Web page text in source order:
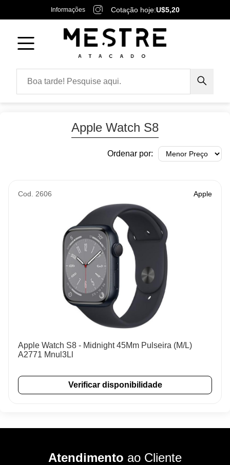
Informações Cotação hoje:U$5,20
Apple Watch S8
Ordenar por:
Cod. 2606 Apple
Apple Watch S8 - Midnight 45Mm Pulseira (M/L)
A2771 Mnul3Ll
Verificar disponibilidade
Atendimento ao Cliente